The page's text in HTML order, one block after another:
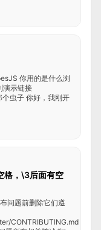
你用的是什么浏
演示链接
虫子 你好，我刚开
格，\3后面有空
问题前删除它们遵
CONTRIBUTING.md